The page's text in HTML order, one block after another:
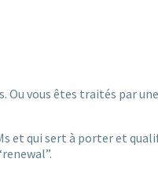
Ou vous êtes traités par
et qui sert à porter et